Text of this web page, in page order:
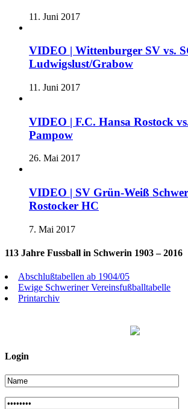
11. Juni 2017
VIDEO | Wittenburger SV vs.
Ludwigslust/Grabow
11. Juni 2017
VIDEO | F.C. Hansa Rostock
Pampow
26. Mai 2017
VIDEO | SV Grün-Weiß
Rostocker HC
7. Mai 2017
113 Jahre Fussball in Schwerin 1903 – 2016
Abschlußtabellen ab 1904/05
Ewige Schweriner Vereinsfußballtabelle
Printarchiv
Login